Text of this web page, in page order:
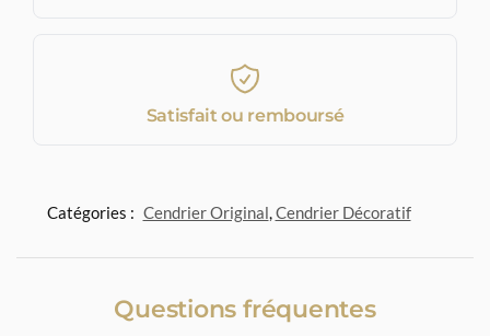
Satisfait ou remboursé
Catégories : Cendrier Original,Cendrier Décoratif
Questions fréquentes